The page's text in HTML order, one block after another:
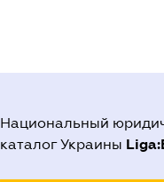
Национальный
каталог Украины